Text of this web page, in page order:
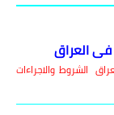
في العراق
الشروط والاجراءات